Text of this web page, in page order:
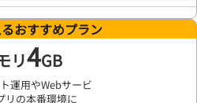
おすすめプラン
リ4GB
運用やWebサービ
リの本番環境に